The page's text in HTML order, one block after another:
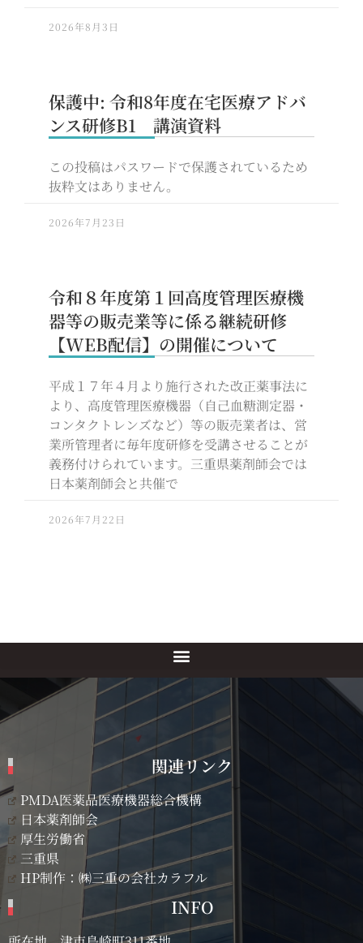
2026年8月3日
保護中: 令和8年度在宅医療アドバ
ンス研修B1 講演資料
この投稿はパスワードで保護されているため
抜粋文はありません。
2026年7月23日
令和８年度第１回高度管理医療機
器等の販売業等に係る継続研修
【WEB配信】の開催について
平成１７年４月より施行された改正薬事法に
より、高度管理医療機器（自己血糖測定器・
コンタクトレンズなど）等の販売業者は、営
業所管理者に毎年度研修を受講させることが
義務付けられています。三重県薬剤師会では
日本薬剤師会と共催で
2026年7月22日
関連リンク
PMDA医薬品医療機器総合機構
日本薬剤師会
厚生労働省
三重県
HP制作：㈱三重の会社カラフル
INFO